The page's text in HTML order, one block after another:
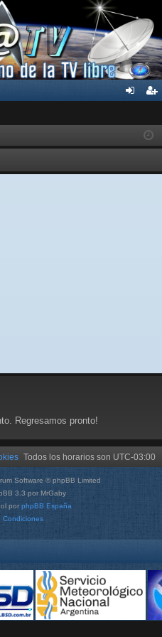
ar
ist
rs
Regresamos pronto!
Todos los horarios son UTC-03:00
Software © phpBB Limited
3.3 por MrGaby
por phpBB España
Condiciones